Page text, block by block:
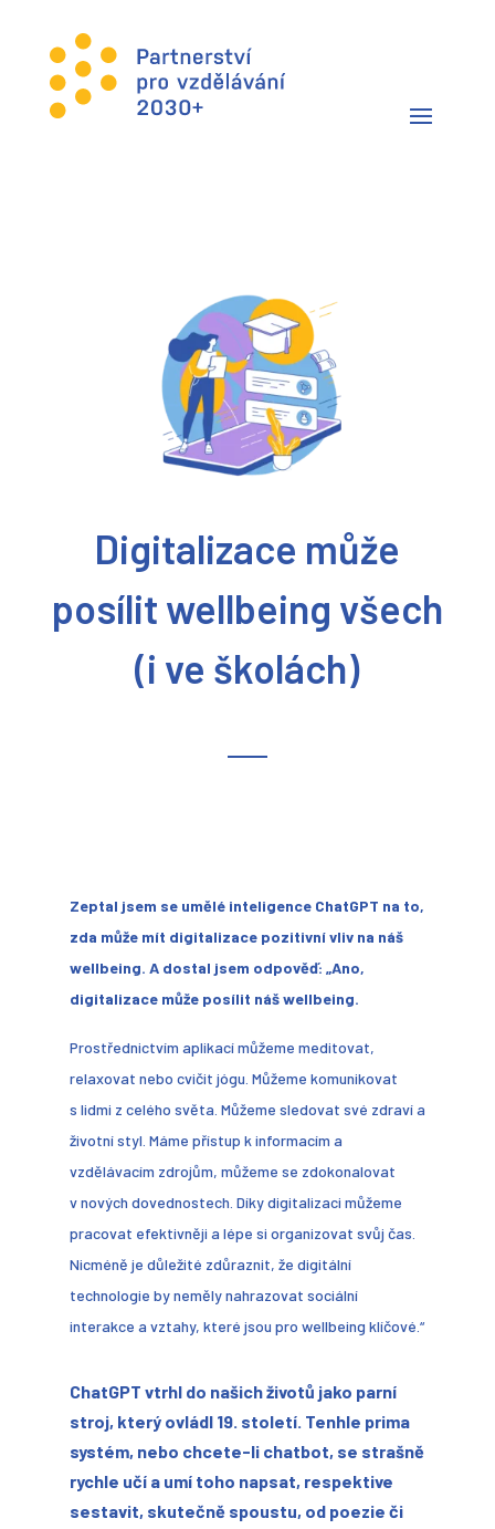
Digitalizace může
posílit wellbeing všech
(i ve školách)
Zeptal jsem se umělé inteligence ChatGPT na to,
zda může mít digitalizace pozitivní vliv na náš
wellbeing. A dostal jsem odpověď: „Ano,
digitalizace může posílit náš wellbeing.
Prostřednictvím aplikací můžeme meditovat,
relaxovat nebo cvičit jógu. Můžeme komunikovat
s lidmi z celého světa. Můžeme sledovat své zdraví a
životní styl. Máme přístup k informacím a
vzdělávacím zdrojům, můžeme se zdokonalovat
v nových dovednostech. Díky digitalizaci můžeme
pracovat efektivněji a lépe si organizovat svůj čas.
Nicméně je důležité zdůraznit, že digitální
technologie by neměly nahrazovat sociální
interakce a vztahy, které jsou pro wellbeing klíčové.“
ChatGPT vtrhl do našich životů jako parní
stroj, který ovládl 19. století. Tenhle prima
systém, nebo chcete-li chatbot, se strašně
rychle učí a umí toho napsat, respektive
sestavit, skutečně spoustu, od poezie či